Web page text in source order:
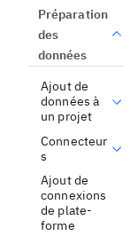
Préparation
des
données
Ajout de
données à
un projet
Connecteur
s
Ajout de
connexions
de plate-
forme